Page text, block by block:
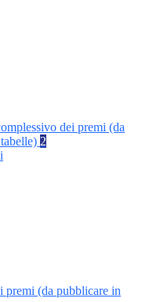
dei premi (da
2
premi (da pubblicare in